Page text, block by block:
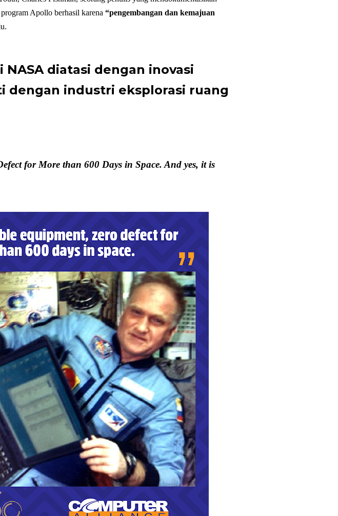
Apollo berhasil karena “pengembangan dan kemajuan
diatasi dengan inovasi
dengan industri eksplorasi ruang
for More than 600 Days in Space. And yes, it is